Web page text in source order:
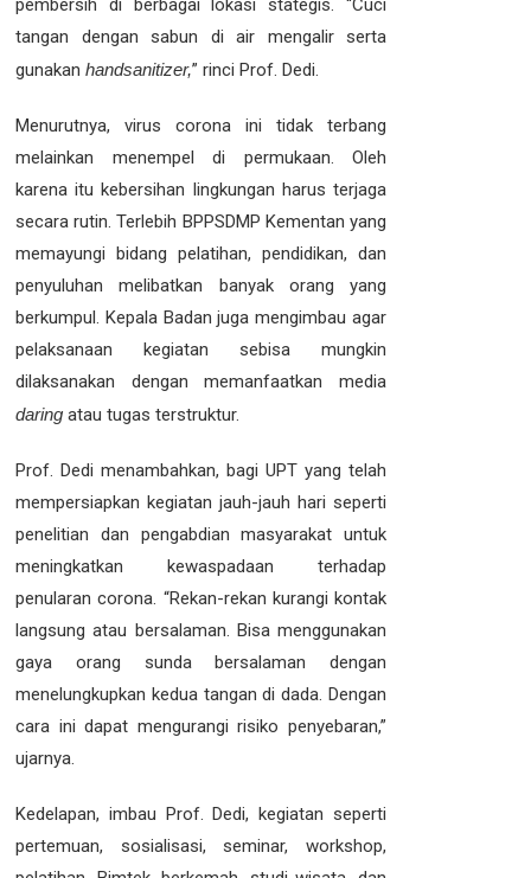
pembersih di berbagai lokasi stategis. “Cuci
tangan dengan sabun di air mengalir serta
gunakan handsanitizer,” rinci Prof. Dedi.
Menurutnya, virus corona ini tidak terbang
melainkan menempel di permukaan. Oleh
karena itu kebersihan lingkungan harus terjaga
secara rutin. Terlebih BPPSDMP Kementan yang
memayungi bidang pelatihan, pendidikan, dan
penyuluhan melibatkan banyak orang yang
berkumpul. Kepala Badan juga mengimbau agar
pelaksanaan kegiatan sebisa mungkin
dilaksanakan dengan memanfaatkan media
daring atau tugas terstruktur.
Prof. Dedi menambahkan, bagi UPT yang telah
mempersiapkan kegiatan jauh-jauh hari seperti
penelitian dan pengabdian masyarakat untuk
meningkatkan kewaspadaan terhadap
penularan corona. “Rekan-rekan kurangi kontak
langsung atau bersalaman. Bisa menggunakan
gaya orang sunda bersalaman dengan
menelungkupkan kedua tangan di dada. Dengan
cara ini dapat mengurangi risiko penyebaran,”
ujarnya.
Kedelapan, imbau Prof. Dedi, kegiatan seperti
pertemuan, sosialisasi, seminar, workshop,